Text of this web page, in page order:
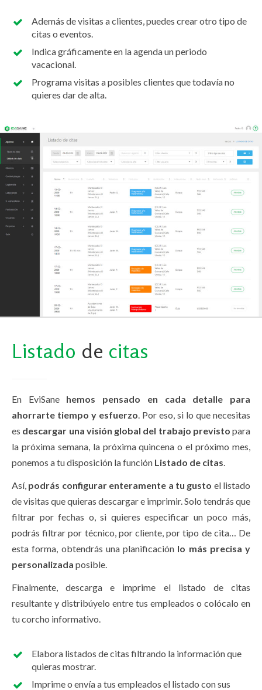
Además de visitas a clientes, puedes crear otro tipo de
citas o eventos.
Indica gráficamente en la agenda un periodo
vacacional.
Programa visitas a posibles clientes que todavía no
quieres dar de alta.
Listado de citas
En EviSane hemos pensado en cada detalle para
ahorrarte tiempo y esfuerzo . Por eso, si lo que necesitas
es descargar una visión global del trabajo previsto para
la próxima semana, la próxima quincena o el próximo mes,
ponemos a tu disposición la función Listado de citas
Así, podrás configurar enteramente a tu gusto el listado
de visitas que quieras descargar e imprimir. Solo tendrás que
filtrar por fechas o, si quieres especificar un poco más,
podrás filtrar por técnico, por cliente, por tipo de cita… De
esta forma, obtendrás una planificación lo más precisa y
personalizada posible.
Finalmente, descarga e imprime el listado de citas
resultante y distribúyelo entre tus empleados o colócalo en
tu corcho informativo.
Elabora listados de citas filtrando la información que
quieras mostrar.
Imprime o envía a tus empleados el listado con sus